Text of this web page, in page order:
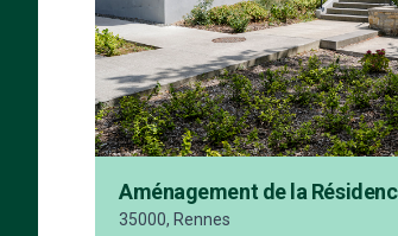
Aménagement de la
35000, Rennes